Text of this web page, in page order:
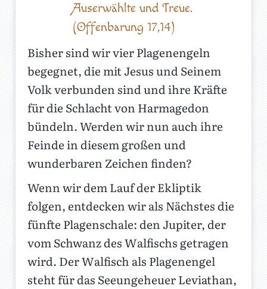
Auserwählte und Treue.
(Offenbarung 17,14)
Bisher sind wir vier Plagenengeln
begegnet, die mit Jesus und Seinem
Volk verbunden sind und ihre Kräfte
für die Schlacht von Harmagedon
bündeln. Werden wir nun auch ihre
Feinde in diesem großen und
wunderbaren Zeichen finden?
Wenn wir dem Lauf der Ekliptik
folgen, entdecken wir als Nächstes die
fünfte Plagenschale: den Jupiter, der
vom Schwanz des Walfischs getragen
wird. Der Walfisch als Plagenengel
steht für das Seeungeheuer Leviathan,